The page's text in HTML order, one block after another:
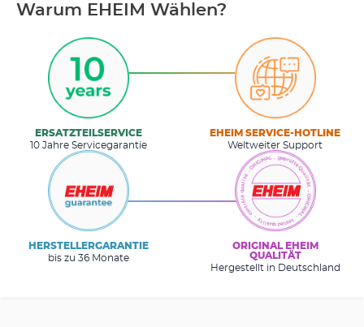
Warum EHEIM Wählen?
ERSATZTEILSERVICE
10 Jahre Servicegarantie
EHEIM SERVICE-HOTLINE
Weltweiter Support
HERSTELLERGARANTIE
bis zu 36 Monate
ORIGINAL EHEIM
QUALITÄT
Hergestellt in Deutschland